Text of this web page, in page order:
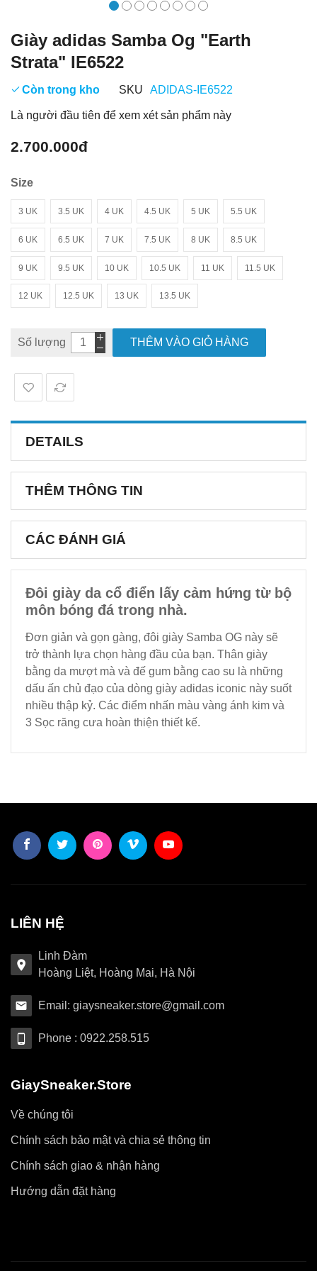
Giày adidas Samba Og "Earth
Strata" IE6522
Còn trong kho SKU ADIDAS-IE6522
Là người đầu tiên để xem xét sản phẩm này
2.700.000đ
Size
3 UK 3.5 UK 4 UK 4.5 UK 5 UK 5.5 UK
6 UK 6.5 UK 7 UK 7.5 UK 8 UK 8.5 UK
9 UK 9.5 UK 10 UK 10.5 UK 11 UK 11.5 UK
12 UK 12.5 UK 13 UK 13.5 UK
Số lượng THÊM VÀO GIỎ HÀNG
DETAILS
THÊM THÔNG TIN
CÁC ĐÁNH GIÁ
Đôi giày da cổ điển lấy cảm hứng từ bộ
môn bóng đá trong nhà.
Đơn giản và gọn gàng, đôi giày Samba OG này sẽ
trở thành lựa chọn hàng đầu của bạn. Thân giày
bằng da mượt mà và đế gum bằng cao su là những
dấu ấn chủ đạo của dòng giày adidas iconic này suốt
nhiều thập kỷ. Các điểm nhấn màu vàng ánh kim và
3 Sọc răng cưa hoàn thiện thiết kế.
LIÊN HỆ
Linh Đàm
Hoàng Liệt, Hoàng Mai, Hà Nội
Email: giaysneaker.store@gmail.com
Phone : 0922.258.515
GiaySneaker.Store
Về chúng tôi
Chính sách bảo mật và chia sẻ thông tin
Chính sách giao & nhận hàng
Hướng dẫn đặt hàng